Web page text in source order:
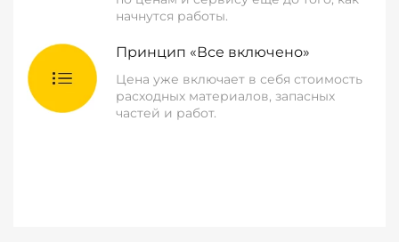
начнутся работы.
Принцип «Все включено»
Цена уже включает в себя стоимость
расходных материалов, запасных
частей и работ.